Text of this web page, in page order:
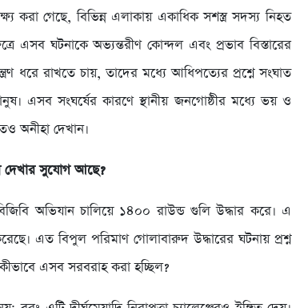
করা গেছে, বিভিন্ন এলাকায় একাধিক সশস্ত্র সদস্য নিহত
এসব ঘটনাকে অভ্যন্তরীণ কোন্দল এবং প্রভাব বিস্তারের
ধরে রাখতে চায়, তাদের মধ্যে আধিপত্যের প্রশ্নে সংঘাত
এসব সংঘর্ষের কারণে স্থানীয় জনগোষ্ঠীর মধ্যে ভয় ও
অনীহা দেখান।
দেখার সুযোগ আছে?
অভিযান চালিয়ে ১৪০০ রাউন্ড গুলি উদ্ধার করে। এ
এত বিপুল পরিমাণ গোলাবারুদ উদ্ধারের ঘটনায় প্রশ্ন
এসব সরবরাহ করা হচ্ছিল?